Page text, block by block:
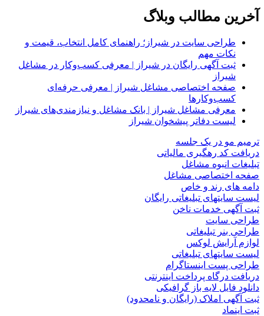
آخرین مطالب وبلاگ
طراحی سایت در شیراز؛ راهنمای کامل انتخاب، قیمت و
نکات مهم
ثبت آگهی رایگان در شیراز | معرفی کسب‌وکار در مشاغل
شیراز
صفحه اختصاصی مشاغل شیراز | معرفی حرفه‌ای
کسب‌وکارها
معرفی مشاغل شیراز | بانک مشاغل و نیازمندی‌های شیراز
لیست دفاتر پیشخوان شیراز
ترمیم مو در یک جلسه
دریافت کد رهگیری مالیاتی
تبلیغات انبوه مشاغل
صفحه اختصاصی مشاغل
دامه های رند و خاص
لیست سایتهای تبلیغاتی رایگان
ثبت آگهی خدمات ناخن
طراحی سایت
طراحی بنر تبلیغاتی
لوازم آرایش لوکس
لیست سایتهای تبلیغاتی
طراحی پست اینستاگرام
دریافت درگاه پرداخت اینترنتی
دانلود فایل لایه باز گرافیکی
ثبت آگهی املاک (رایگان و نامحدود)
ثبت اینماد